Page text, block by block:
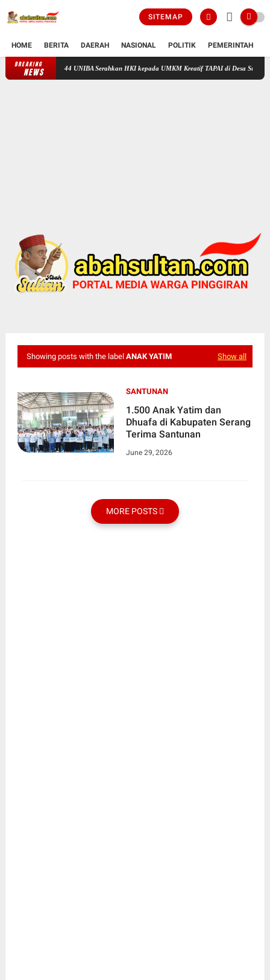
SITEMAP
HOME BERITA DAERAH NASIONAL POLITIK PEMERINTAH
BREAKING
NEWS Tingkatkan Daya Saing UMKM, Mahasiswa KKM Kelompok 44 UNIBA
Showing posts with the label ANAK YATIM Show all
SANTUNAN
1.500 Anak Yatim dan
Dhuafa di Kabupaten Serang
Terima Santunan
June 29, 2026
MORE POSTS